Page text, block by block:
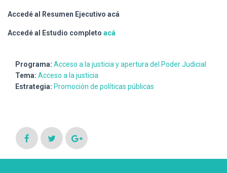
Accedé al Resumen Ejecutivo acá
Accedé al Estudio completo acá
Programa: Acceso a la justicia y apertura del Poder Judicial
Tema: Acceso a la justicia
Estrategia: Promoción de políticas públicas